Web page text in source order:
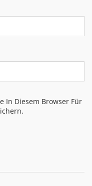
In Diesem Browser Für